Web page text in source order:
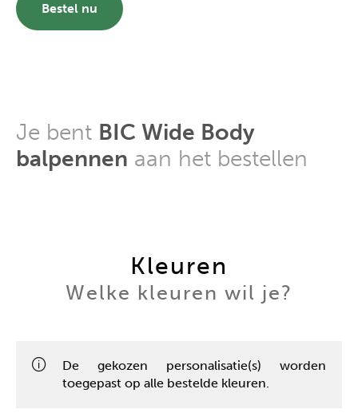
Bestel nu
Je bent BIC Wide Body
balpennen aan het bestellen
Kleuren
Welke kleuren wil je?
De gekozen personalisatie(s) worden
toegepast op alle bestelde kleuren.